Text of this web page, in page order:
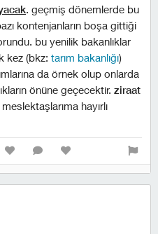
. geçmiş dönemlerde bu
kontenjanların boşa gittiği
bu yenilik bakanlıklar
kez (bkz: tarım bakanlığı)
da örnek olup onlarda
önüne geçecektir. ziraat
meslektaşlarıma hayırlı